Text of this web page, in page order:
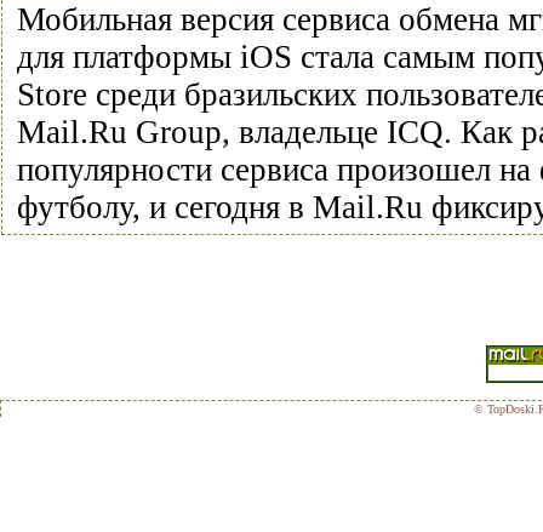
Мобильная версия сервиса обмена
для платформы iOS стала самым
Store среди бразильских
Mail.Ru Group, владельце ICQ. Как
популярности сервиса произошел
футболу, и сегодня в Mail.Ru
©